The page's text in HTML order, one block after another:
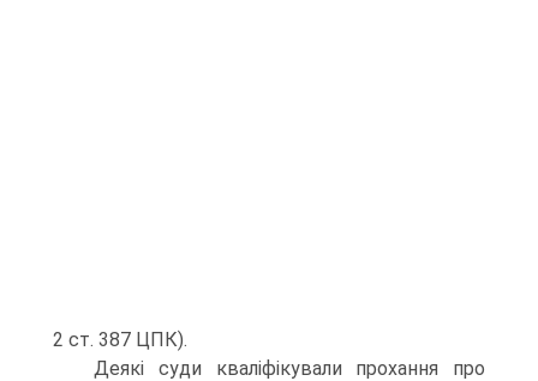
2 ст. 387 ЦПК).
Деякі суди кваліфікували прохання про